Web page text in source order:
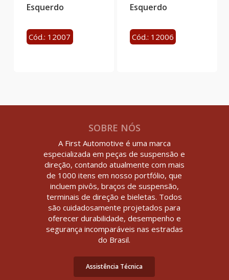
Esquerdo
Cód.: 12007
Esquerdo
Cód.: 12006
SOBRE NÓS
A First Automotive é uma marca
especializada em peças de suspensão e
direção, contando atualmente com mais
de 1000 itens em nosso portfólio, que
incluem pivôs, braços de suspensão,
terminais de direção e bieletas. Todos
são cuidadosamente projetados para
oferecer durabilidade, desempenho e
segurança incomparáveis nas estradas
do Brasil.
Assistência Técnica